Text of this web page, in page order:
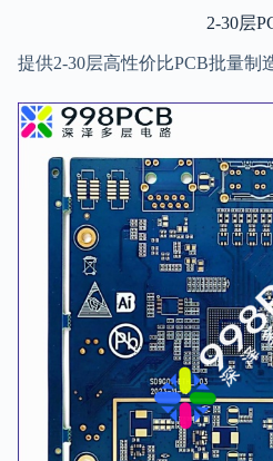
2-30层
提供2-30层高性价比PCB批量制